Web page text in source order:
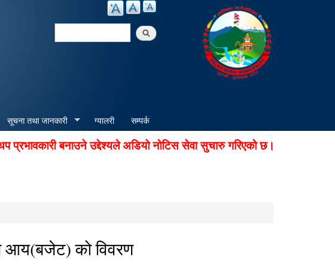
Search
सूचना तथा जानकारी ग्यालरी सम्पर्क
बनाउने उद्देश्यले अडियो नोटिस सेवा सुचारु गरिएको छ। सूचना प्राप्त
आय(बजेट) को विवरण